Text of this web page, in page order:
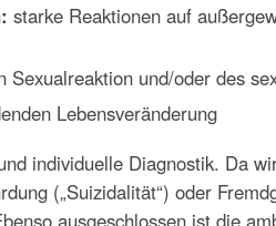
starke Reaktionen auf
Sexualreaktion und/oder des
Lebensveränderung
individuelle Diagnostik. Da
(„Suizidalität“) oder